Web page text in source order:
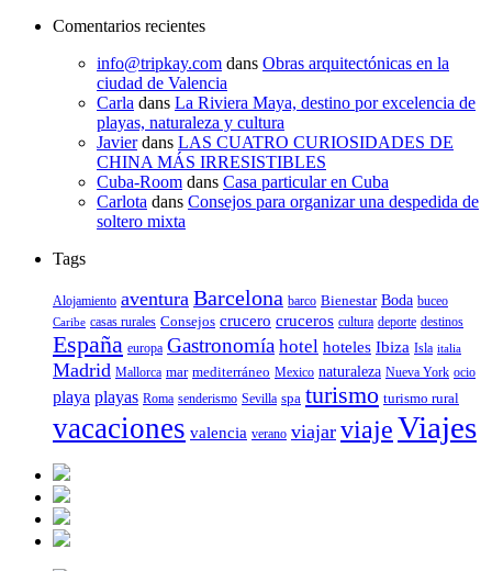
Comentarios recientes
info@tripkay.com dans Obras arquitectónicas en la
ciudad de Valencia
Carla dans La Riviera Maya, destino por excelencia de
playas, naturaleza y cultura
Javierdans LAS CUATRO CURIOSIDADES DE
CHINA MÁS IRRESISTIBLES
Cuba-Room dans Casa particular en Cuba
Carlota dans Consejos para organizar una despedida de
soltero mixta
Tags
Alojamiento aventura Barcelona barco Bienestar Boda buceo
Caribe casas rurales Consejos crucero cruceros cultura deporte destinos
España europa Gastronomía hotel hoteles Ibiza Isla italia
Madrid Mallorca mar mediterráneo Mexico naturaleza Nueva York ocio
playa playas Roma senderismo Sevilla spa turismo turismo rural
vacaciones valencia verano viajar viajeViajes